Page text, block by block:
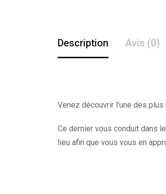
Description Avis (0)
Venez découvrir l’une des
Ce dernier vous conduit dans
lieu afin que vous vous en